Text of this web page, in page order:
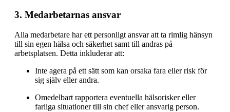
3. Medarbetarnas ansvar
Alla medarbetare har ett personligt ansvar att ta rimlig hänsyn
till sin egen hälsa och säkerhet samt till andras på
arbetsplatsen. Detta inkluderar att:
Inte agera på ett sätt som kan orsaka fara eller risk för
sig själv eller andra.
Omedelbart rapportera eventuella hälsorisker eller
farliga situationer till sin chef eller ansvarig person.